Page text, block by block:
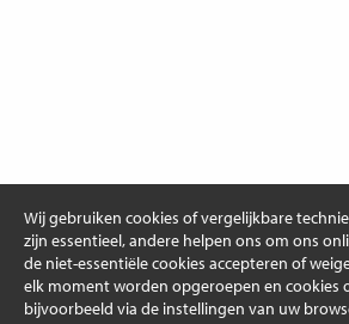
Wij gebruiken cookies of vergelijkbare
zijn essentieel, andere helpen ons om ons
de niet-essentiële cookies accepteren of
elk moment worden opgeroepen en cookies
bijvoorbeeld via de instellingen van uw